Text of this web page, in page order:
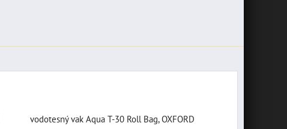
vodotesný vak Aqua T-30 Roll Bag, OXFORD